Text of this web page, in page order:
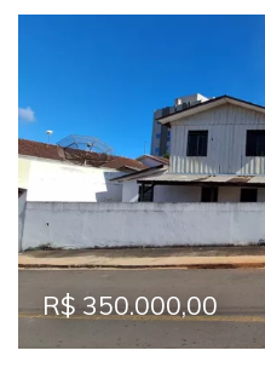
Previous
R$ 350.000,00